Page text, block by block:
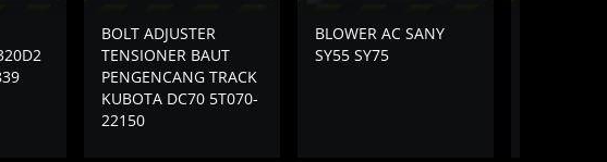
BOLT ADJUSTER
TENSIONER BAUT
PENGENCANG TRACK
KUBOTA DC70 5T070-
22150
BLOWER AC SANY
SY55 SY75